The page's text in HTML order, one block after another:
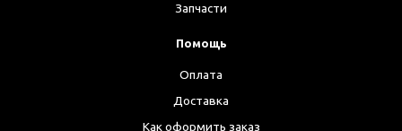
Запчасти
Помощь
Оплата
Доставка
Как оформить заказ